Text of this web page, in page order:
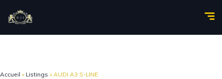
Accueil » Listings » AUDI A3 S-LINE